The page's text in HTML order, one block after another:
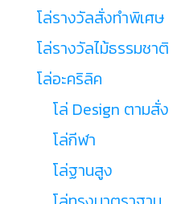
โล่รางวัลสั่งทำพิเศษ
โล่รางวัลไม้ธรรมชาติ
โล่อะคริลิค
โล่ Design ตามสั่ง
โล่กีฬา
โล่ฐานสูง